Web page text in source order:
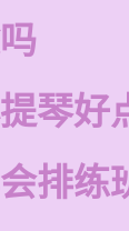
琴好
排练